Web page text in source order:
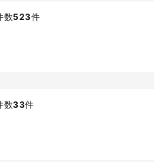
数523件
数33件